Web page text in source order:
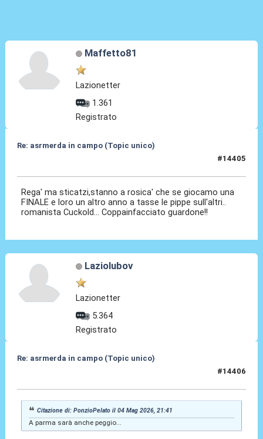
Maffetto81
Lazionetter
1.361
Registrato
Re: asrmerda in campo (Topic unico)
#14405
Rega' ma sticatzi,stanno a rosica' che se giocamo una
FINALE e loro un altro anno a tasse le pippe sull'altri..
romanista Cuckold... Coppainfacciato guardone!!
Laziolubov
Lazionetter
5.364
Registrato
Re: asrmerda in campo (Topic unico)
#14406
Citazione di: PonzioPelato il 04 Mag 2026, 21:41
A parma sarà anche peggio...